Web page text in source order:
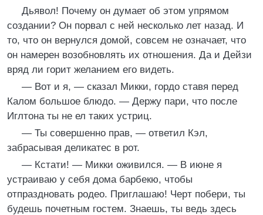
Дьявол! Почему он думает об этом упрямом
создании? Он порвал с ней несколько лет назад. И
то, что он вернулся домой, совсем не означает, что
он намерен возобновлять их отношения. Да и Дейзи
вряд ли горит желанием его видеть.
— Вот и я, — сказал Микки, гордо ставя перед
Калом большое блюдо. — Держу пари, что после
Иглтона ты не ел таких устриц.
— Ты совершенно прав, — ответил Кэл,
забрасывая деликатес в рот.
— Кстати! — Микки оживился. — В июне я
устраиваю у себя дома барбекю, чтобы
отпраздновать родео. Приглашаю! Черт побери, ты
будешь почетным гостем. Знаешь, ты ведь здесь